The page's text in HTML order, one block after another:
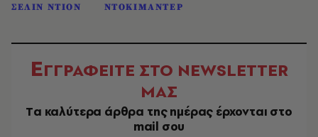
ΣΕΛΙΝ ΝΤΙΟΝ ΝΤΟΚΙΜΑΝΤΕΡ
ΕΓΓΡΑΦΕΙΤΕ ΣΤΟ NEWSLETTER
ΜΑΣ
Tα καλύτερα άρθρα της ημέρας έρχονται στο
mail σου